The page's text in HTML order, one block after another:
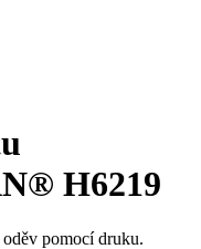
H6219
pomocí druku.